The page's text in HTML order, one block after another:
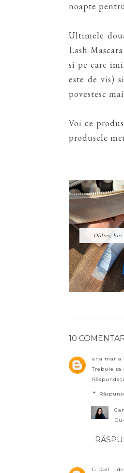
noapte
Ultimele
Lash
si pe care
este de vis)
povestesc
Voi ce
produsele
Oldies, but
10
ana maria
Trebuie
Răspundeți
G Doll
1